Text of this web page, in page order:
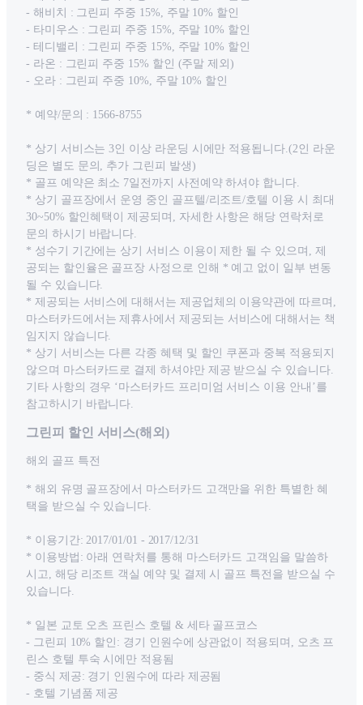
- 해비치 : 그린피 주중 15%, 주말 10% 할인
- 타미우스 : 그린피 주중 15%, 주말 10% 할인
- 테디밸리 : 그린피 주중 15%, 주말 10% 할인
- 라온 : 그린피 주중 15% 할인 (주말 제외)
- 오라 : 그린피 주중 10%, 주말 10% 할인
* 예약/문의 : 1566-8755
* 상기 서비스는 3인 이상 라운딩 시에만 적용됩니다.(2인 라운
딩은 별도 문의, 추가 그린피 발생)
* 골프 예약은 최소 7일전까지 사전예약 하셔야 합니다.
* 상기 골프장에서 운영 중인 골프텔/리조트/호텔 이용 시 최대
30~50% 할인혜택이 제공되며, 자세한 사항은 해당 연락처로
문의 하시기 바랍니다.
* 성수기 기간에는 상기 서비스 이용이 제한 될 수 있으며, 제
공되는 할인율은 골프장 사정으로 인해 * 예고 없이 일부 변동
될 수 있습니다.
* 제공되는 서비스에 대해서는 제공업체의 이용약관에 따르며,
마스터카드에서는 제휴사에서 제공되는 서비스에 대해서는 책
임지지 않습니다.
* 상기 서비스는 다른 각종 혜택 및 할인 쿠폰과 중복 적용되지
않으며 마스터카드로 결제 하셔야만 제공 받으실 수 있습니다.
기타 사항의 경우 ‘마스터카드 프리미엄 서비스 이용 안내’를
참고하시기 바랍니다.
그린피 할인 서비스(해외)
해외 골프 특전
* 해외 유명 골프장에서 마스터카드 고객만을 위한 특별한 혜
택을 받으실 수 있습니다.
* 이용기간: 2017/01/01 - 2017/12/31
* 이용방법: 아래 연락처를 통해 마스터카드 고객임을 말씀하
시고, 해당 리조트 객실 예약 및 결제 시 골프 특전을 받으실 수
있습니다.
* 일본 교토 오츠 프린스 호텔 & 세타 골프코스
- 그린피 10% 할인: 경기 인원수에 상관없이 적용되며, 오츠 프
린스 호텔 투숙 시에만 적용됨
- 중식 제공: 경기 인원수에 따라 제공됨
- 호텔 기념품 제공